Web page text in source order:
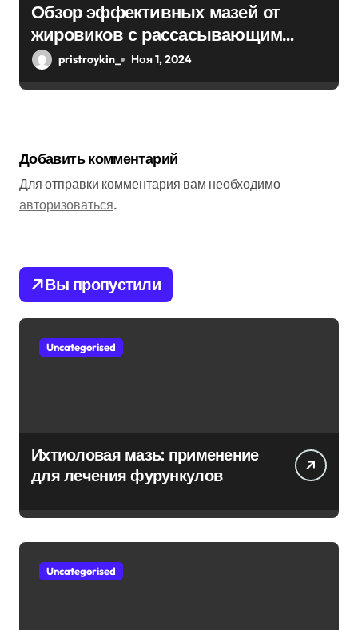
Обзор эффективных мазей от
жировиков с рассасывающим
эффектом
pristroykin_ Ноя 1, 2024
Добавить комментарий
Для отправки комментария вам необходимо
авторизоваться.
Вы пропустили
Uncategorised
Ихтиоловая мазь: применение
для лечения фурункулов
Uncategorised